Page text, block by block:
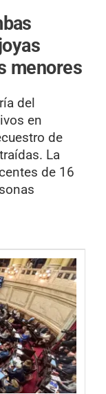
menores
del
en
de
La
de 16